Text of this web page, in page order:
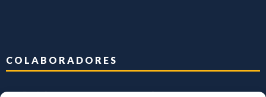
COLABORADORES